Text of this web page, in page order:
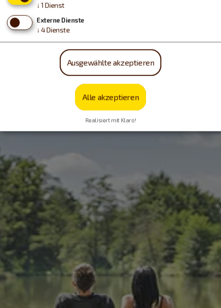
↓ 1 Dienst
Externe Dienste
↓ 4Dienste
Ausgewählte akzeptieren
Alle akzeptieren
Realisiert mit Klaro!